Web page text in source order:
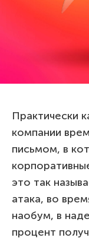
Практически
компании
письмом, в
это так
атака, во
наобум, в
процент